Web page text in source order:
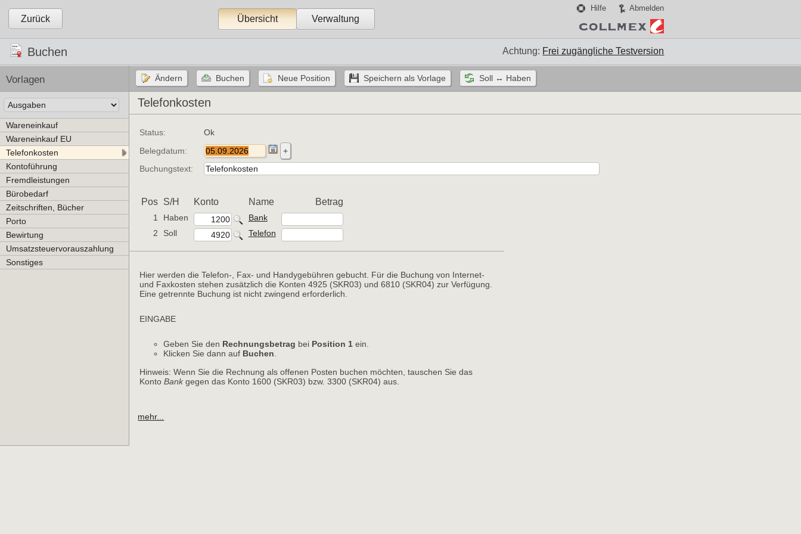
Zurück Übersicht Verwaltung
Hilfe Abmelden
Buchen Achtung: Frei zugängliche Testversion
Vorlagen
Wareneinkauf
Wareneinkauf EU
Telefonkosten
Kontoführung
Fremdleistungen
Bürobedarf
Zeitschriften, Bücher
Porto
Bewirtung
Umsatzsteuervorauszahlung
Sonstiges
Telefonkosten
Status:
Ok
Belegdatum:
Buchungstext:
Pos S/H Konto Name Betrag
1 Haben
Bank
2
Soll Telefon
Hier werden die Telefon-, Fax- und Handygebühren gebucht. Für die Buchung von Internet-
und Faxkosten stehen zusätzlich die Konten 4925 (SKR03) und 6810 (SKR04) zur Verfügung.
Eine getrennte Buchung ist nicht zwingend erforderlich.
EINGABE
Geben Sie den Rechnungsbetrag bei Position 1 ein.
Klicken Sie dann auf Buchen
Hinweis: Wenn Sie die Rechnung als offenen Posten buchen möchten, tauschen Sie das
KontoBankgegen das Konto 1600 (SKR03) bzw. 3300 (SKR04) aus.
mehr...